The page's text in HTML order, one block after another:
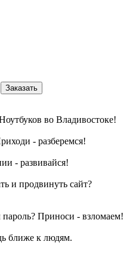
Заказать
во Владивостоке!
- разберемся!
- развивайся!
и продвинуть сайт?
Приноси - взломаем!
ближе к людям.